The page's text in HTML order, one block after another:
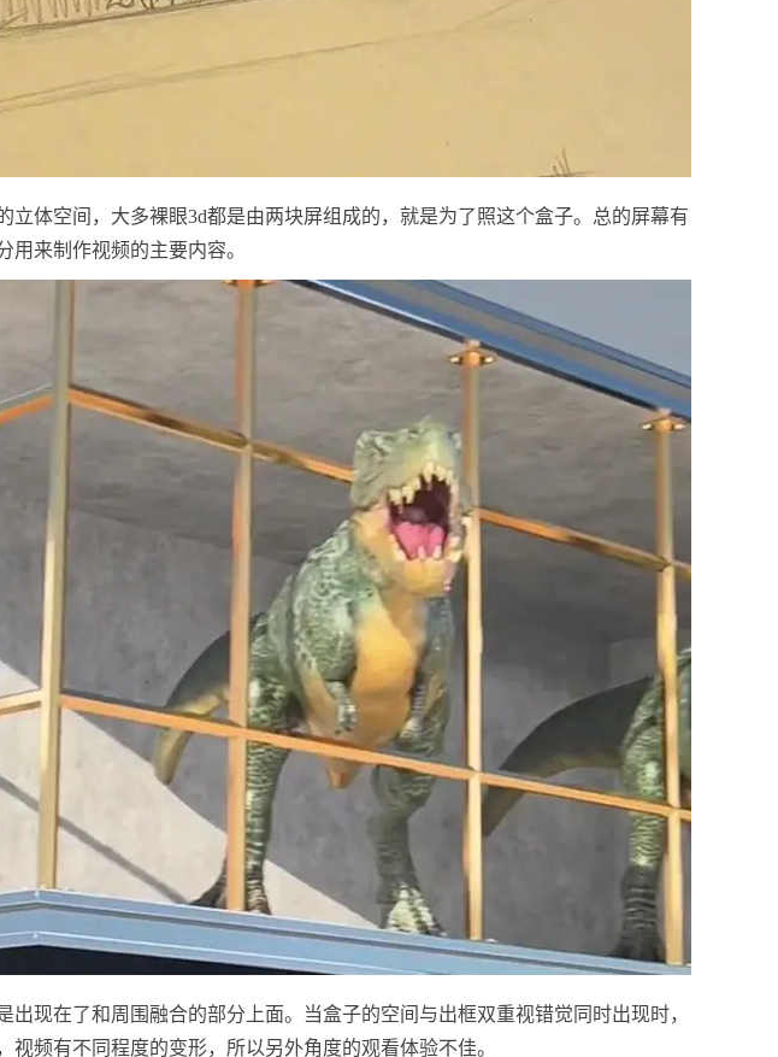
立体空间，大多裸眼3d都是由两块屏组成的，就是为了照这个盒子。总的屏幕有
来制作视频的主要内容。
现在了和周围融合的部分上面。当盒子的空间与出框双重视错觉同时出现时，
频有不同程度的变形，所以另外角度的观看体验不佳。